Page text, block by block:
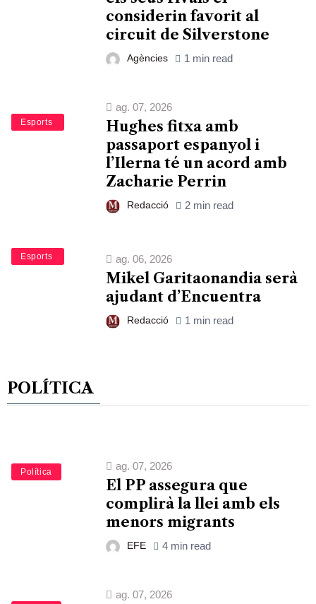
considerin favorit al
circuit de Silverstone
Agències 1 min read
Bàsquet
Esports
ag. 07, 2026
Hughes fitxa amb
passaport espanyol i
l’Ilerna té un acord amb
Zacharie Perrin
Redacció 2 min read
Bàsquet
Esports ag. 06, 2026
Mikel Garitaonandia serà
ajudant d’Encuentra
Redacció 1 min read
POLÍTICA
Política
ag. 07, 2026
El PP assegura que
complirà la llei amb els
menors migrants
EFE 4 min read
ag. 07, 2026